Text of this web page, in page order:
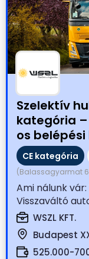
Szelektív
kategória
os belépési
CE kategória
(Balassagyarmat
Ami nálunk
Visszaváltó
WSZL KFT.
Budapest
525.000-